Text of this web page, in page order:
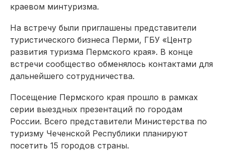
краевом минтуризма.
На встречу были приглашены представители
туристического бизнеса Перми, ГБУ «Центр
развития туризма Пермского края». В конце
встречи сообщество обменялось контактами для
дальнейшего сотрудничества.
Посещение Пермского края прошло в рамках
серии выездных презентаций по городам
России. Всего представители Министерства по
туризму Чеченской Республики планируют
посетить 15 городов страны.